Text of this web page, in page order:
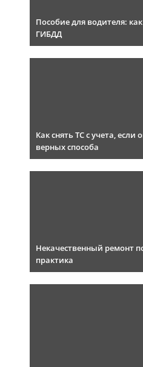
Пособие для водителя:
ГИБДД
Как снять ТС с учета, если
верных способа
Некачественный ремонт
практика